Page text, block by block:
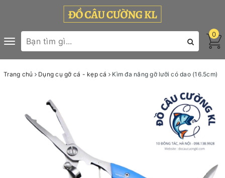
Toggle
navigation
0
Trang chủ Dụng cụ gỡ cá - kẹp cá Kìm đa năng gỡ lưỡi có dao (16.5cm)